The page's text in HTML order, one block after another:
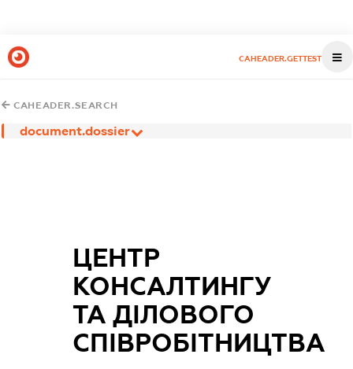
CAHEADER.GETTEST
CAHEADER.SEARCH
document.dossier
ЦЕНТР
КОНСАЛТИНГУ
ТА ДІЛОВОГО
СПІВРОБІТНИЦТВА